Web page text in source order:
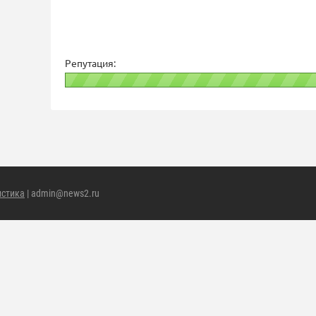
Репутация:
| admin@news2.ru